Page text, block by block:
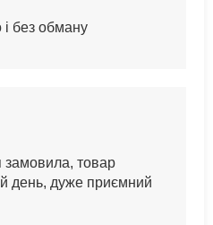
без обману
замовила, товар
день, дуже приємний